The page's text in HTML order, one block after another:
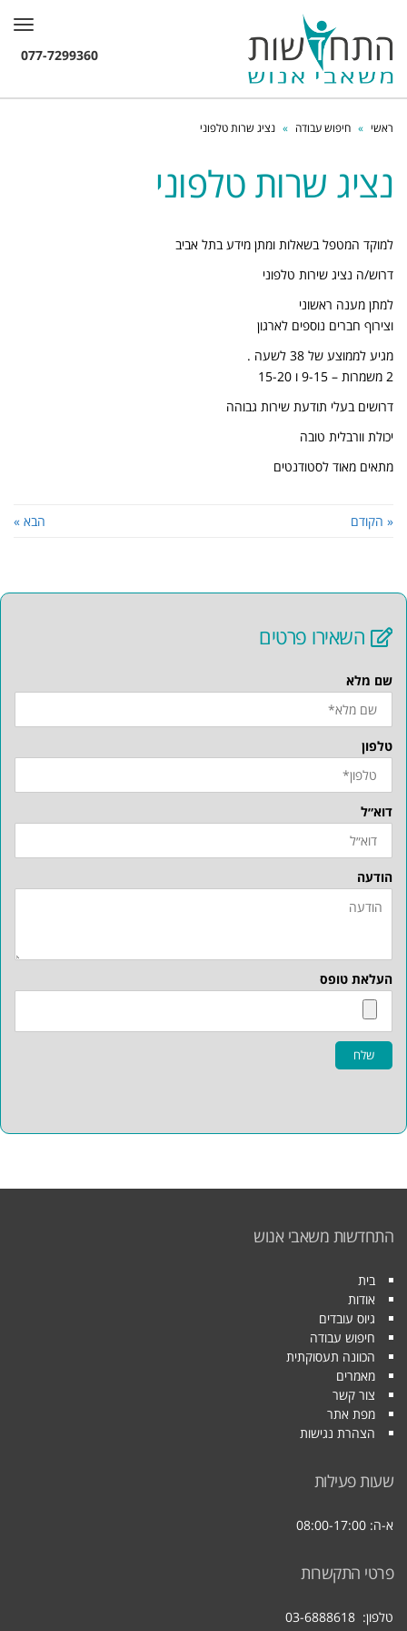
ראשי » חיפוש עבודה » נציג שרות טלפוני
נציג שרות טלפוני
למוקד המטפל בשאלות ומתן מידע בתל אביב
דרוש/ה נציג שירות טלפוני
למתן מענה ראשוני
וצירוף חברים נוספים לארגון
מגיע לממוצע של 38 לשעה .
2 משמרות – 9-15 ו 15-20
דרושים בעלי תודעת שירות גבוהה
יכולת וורבלית טובה
מתאים מאוד לסטודנטים
« הקודם הבא »
השאירו פרטים
שם מלא
טלפון
דוא״ל
הודעה
העלאת טופס
שלח
התחדשות משאבי אנוש
בית
אודות
גיוס עובדים
חיפוש עבודה
הכוונה תעסוקתית
מאמרים
צור קשר
מפת אתר
הצהרת נגישות
שעות פעילות
א-ה: 08:00-17:00
פרטי התקשרות
טלפון: 03-6888618